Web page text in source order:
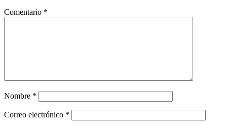
Comentario *
Nombre *
Correo electrónico *